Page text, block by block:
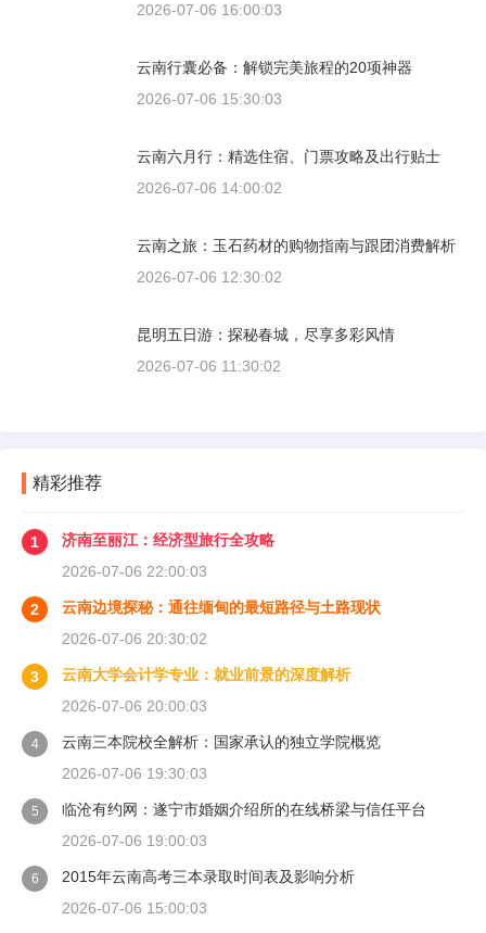
2026-07-06 16:00:03
云南行囊必备：解锁完美旅程的20项神器
2026-07-06 15:30:03
云南六月行：精选住宿、门票攻略及出行贴士
2026-07-06 14:00:02
云南之旅：玉石药材的购物指南与跟团消费解析
2026-07-06 12:30:02
昆明五日游：探秘春城，尽享多彩风情
2026-07-06 11:30:02
精彩推荐
1
济南至丽江：经济型旅行全攻略
2026-07-06 22:00:03
2
云南边境探秘：通往缅甸的最短路径与土路现状
2026-07-06 20:30:02
3
云南大学会计学专业：就业前景的深度解析
2026-07-06 20:00:03
4
云南三本院校全解析：国家承认的独立学院概览
2026-07-06 19:30:03
5
临沧有约网：遂宁市婚姻介绍所的在线桥梁与信任平台
2026-07-06 19:00:03
6
2015年云南高考三本录取时间表及影响分析
2026-07-06 15:00:03